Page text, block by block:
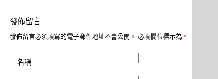
發佈留言
發佈留言必須填寫的電子郵件地址不會公開。 必填欄位標示為 *
名稱